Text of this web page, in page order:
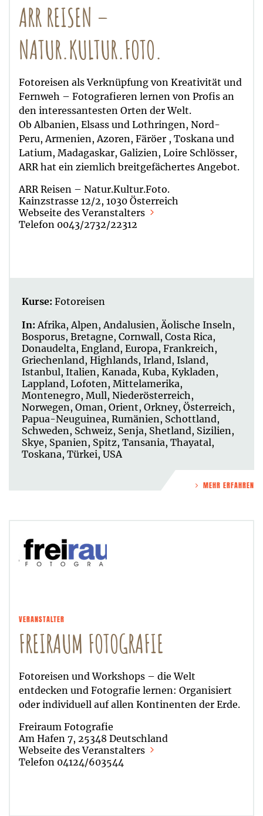
ARR REISEN –
NATUR.KULTUR.FOTO.
Fotoreisen als Verknüpfung von Kreativität und
Fernweh – Fotografieren lernen von Profis an
den interessantesten Orten der Welt.
Ob Albanien, Elsass und Lothringen, Nord-
Peru, Armenien, Azoren, Färöer , Toskana und
Latium, Madagaskar, Galizien, Loire Schlösser,
ARR hat ein ziemlich breitgefächertes Angebot.
ARR Reisen – Natur.Kultur.Foto.
Kainzstrasse 12/2, 1030 Österreich
Webseite des Veranstalters
Telefon 0043/2732/22312
Kurse: Fotoreisen
In: Afrika, Alpen, Andalusien, Äolische Inseln,
Bosporus, Bretagne, Cornwall, Costa Rica,
Donaudelta, England, Europa, Frankreich,
Griechenland, Highlands, Irland, Island,
Istanbul, Italien, Kanada, Kuba, Kykladen,
Lappland, Lofoten, Mittelamerika,
Montenegro, Mull, Niederösterreich,
Norwegen, Oman, Orient, Orkney, Österreich,
Papua-Neuguinea, Rumänien, Schottland,
Schweden, Schweiz, Senja, Shetland, Sizilien,
Skye, Spanien, Spitz, Tansania, Thayatal,
Toskana, Türkei, USA
MEHR ERFAHREN
VERANSTALTER
FREIRAUM FOTOGRAFIE
Fotoreisen und Workshops – die Welt
entdecken und Fotografie lernen: Organisiert
oder individuell auf allen Kontinenten der Erde.
Freiraum Fotografie
Am Hafen 7, 25348 Deutschland
Webseite des Veranstalters
Telefon 04124/603544